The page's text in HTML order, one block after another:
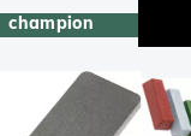
champion